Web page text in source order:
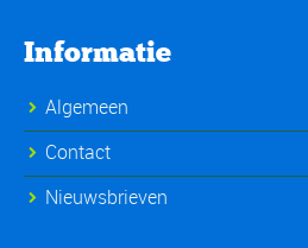
Informatie
Algemeen
Contact
Nieuwsbrieven